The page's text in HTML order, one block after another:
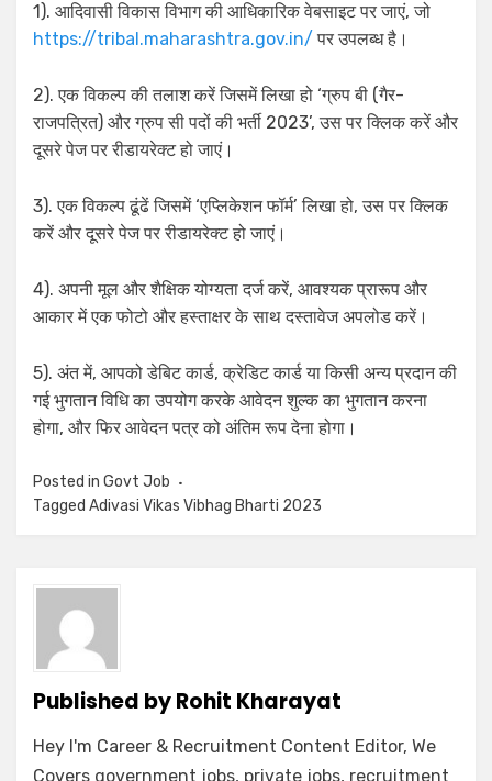
1). आदिवासी विकास विभाग की आधिकारिक वेबसाइट पर जाएं, जो
https://tribal.maharashtra.gov.in/पर उपलब्ध है।
2). एक विकल्प की तलाश करें जिसमें लिखा हो ‘ग्रुप बी (गैर-
राजपत्रित) और ग्रुप सी पदों की भर्ती 2023’, उस पर क्लिक करें और
दूसरे पेज पर रीडायरेक्ट हो जाएं।
3). एक विकल्प ढूंढें जिसमें ‘एप्लिकेशन फॉर्म’ लिखा हो, उस पर क्लिक
करें और दूसरे पेज पर रीडायरेक्ट हो जाएं।
4). अपनी मूल और शैक्षिक योग्यता दर्ज करें, आवश्यक प्रारूप और
आकार में एक फोटो और हस्ताक्षर के साथ दस्तावेज अपलोड करें।
5). अंत में, आपको डेबिट कार्ड, क्रेडिट कार्ड या किसी अन्य प्रदान की
गई भुगतान विधि का उपयोग करके आवेदन शुल्क का भुगतान करना
होगा, और फिर आवेदन पत्र को अंतिम रूप देना होगा।
Posted in Govt Job
Tagged Adivasi Vikas Vibhag Bharti 2023
Published byRohit Kharayat
Hey I'm Career & Recruitment Content Editor, We
Covers government jobs, private jobs, recruitment